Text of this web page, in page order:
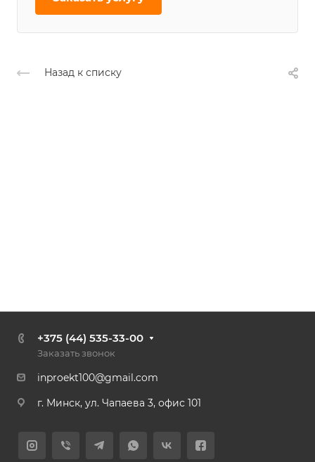
Назад к списку
+375 (44) 535-33-00
Заказать звонок
inproekt100@gmail.com
г. Минск, ул. Чапаева 3, офис 101